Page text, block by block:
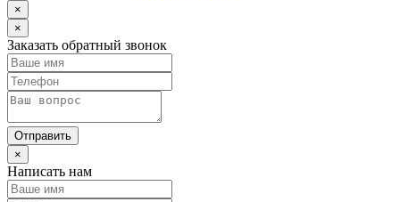
×
×
Заказать обратный звонок
Отправить
×
Написать нам